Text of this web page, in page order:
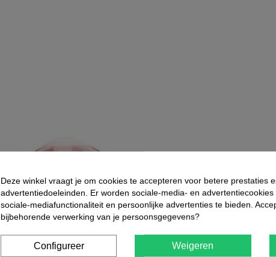
Deze winkel vraagt je om cookies te accepteren voor betere prestaties
advertentiedoeleinden. Er worden sociale-media- en
sociale-mediafunctionaliteit en persoonlijke advertenties te bieden.
bijbehorende verwerking van je persoonsgegevens?
Configureer Weigeren